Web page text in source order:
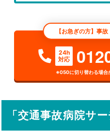
検索
詳細条件
その他
駅から探す
【お急ぎの方】事
24h
対応
※050に切り替わる場合
「交通事故病院サ